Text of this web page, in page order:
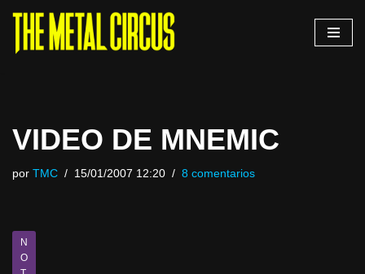
Saltar
VIDEO DE MNEMIC
por TMC 15/01/2007 12:20 8 comentarios
N
O